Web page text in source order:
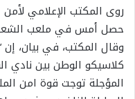
روى المكتب الإعلامي لأمن
حصل أمس في ملعب الشعب
وقال المكتب، في بيان،
كلاسيكو الوطن بين نادي